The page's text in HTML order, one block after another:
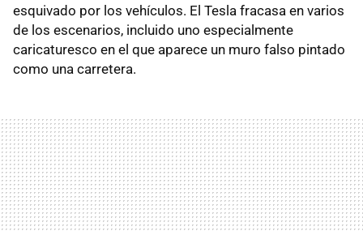
esquivado por los vehículos. El Tesla fracasa en varios
de los escenarios, incluido uno especialmente
caricaturesco en el que aparece un muro falso pintado
como una carretera.